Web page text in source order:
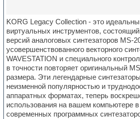
KORG Legacy Collection - это
виртуальных инструментов,
версий аналоговых синтезаторов MS-
усовершенствованного векторного
WAVESTATION и специального
в точности повторяет оригинальный
размера. Эти легендарные
неизменной популярностью и
аппаратных форматах, теперь
использования на вашем компьютере в
современных программных